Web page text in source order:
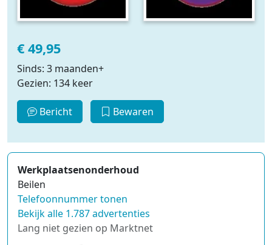
€ 49,95
Sinds: 3 maanden+
Gezien: 134 keer
Bericht Bewaren
Werkplaatsenonderhoud
Beilen
Telefoonnummer tonen
Bekijk alle 1.787 advertenties
Lang niet gezien op Marktnet